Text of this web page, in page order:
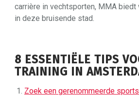
carrière in vechtsporten, MMA
in deze bruisende stad.
8 ESSENTIËLE TIPS
TRAINING IN
Zoek een gerenommeerde